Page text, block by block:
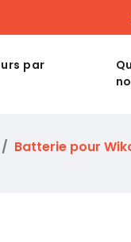
par
Batterie pour